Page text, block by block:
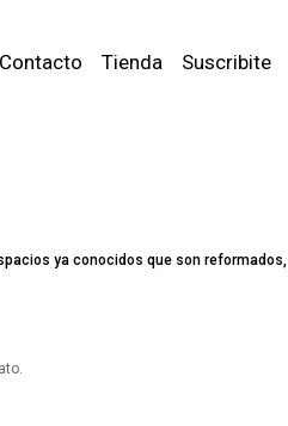
Contacto Tienda Suscribite
ya conocidos que son reformados,